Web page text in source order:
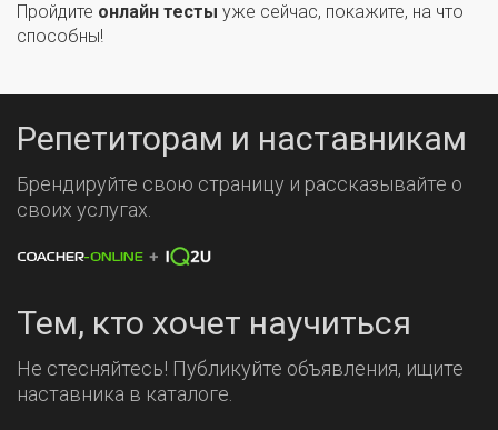
Пройдите онлайн тесты уже сейчас, покажите, на что
способны!
Репетиторам и наставникам
Брендируйте свою страницу и рассказывайте о
своих услугах.
Тем, кто хочет научиться
Не стесняйтесь! Публикуйте объявления, ищите
наставника в каталоге.